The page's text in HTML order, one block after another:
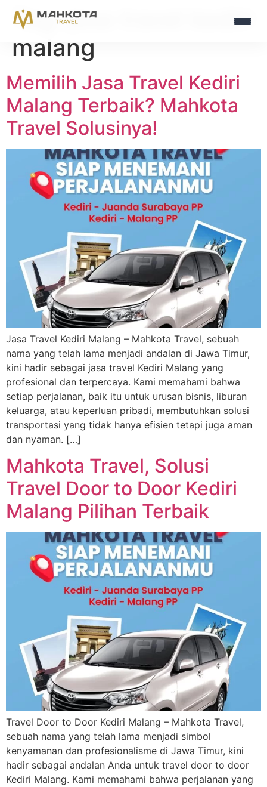
Tag:jasa travel kediri
malang
Memilih Jasa Travel Kediri
Malang Terbaik? Mahkota
Travel Solusinya!
Jasa Travel Kediri Malang – Mahkota Travel, sebuah
nama yang telah lama menjadi andalan di Jawa Timur,
kini hadir sebagai jasa travel Kediri Malang yang
profesional dan terpercaya. Kami memahami bahwa
setiap perjalanan, baik itu untuk urusan bisnis, liburan
keluarga, atau keperluan pribadi, membutuhkan solusi
transportasi yang tidak hanya efisien tetapi juga aman
dan nyaman. […]
Mahkota Travel, Solusi
Travel Door to Door Kediri
Malang Pilihan Terbaik
Travel Door to Door Kediri Malang – Mahkota Travel,
sebuah nama yang telah lama menjadi simbol
kenyamanan dan profesionalisme di Jawa Timur, kini
hadir sebagai andalan Anda untuk travel door to door
Kediri Malang. Kami memahami bahwa perjalanan yang